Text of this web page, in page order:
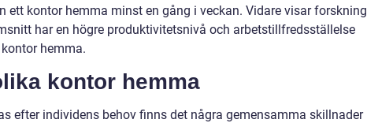
ett kontor hemma minst en gång i veckan. Vidare visar forskning
har en högre produktivitetsnivå och arbetstillfredsställelse
hemma.
kontor hemma
efter individens behov finns det några gemensamma skillnader